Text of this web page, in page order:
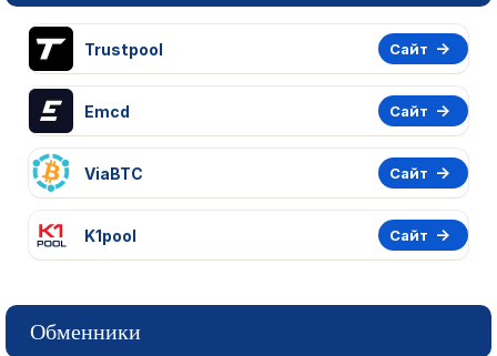
Trustpool Сайт
Emcd Сайт
ViaBTC Сайт
K1pool Сайт
Обменники